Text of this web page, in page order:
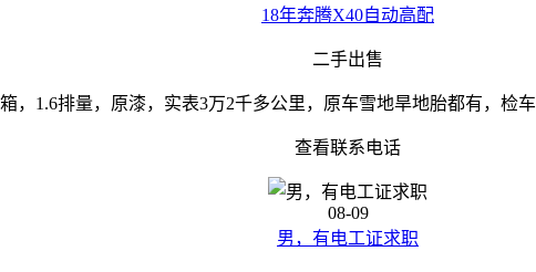
18年奔腾X40自动高配
二手出售
，1.6排量，原漆，实表3万2千多公里，原车雪地旱地胎都有，检
查看联系电话
08-09
男，有电工证求职